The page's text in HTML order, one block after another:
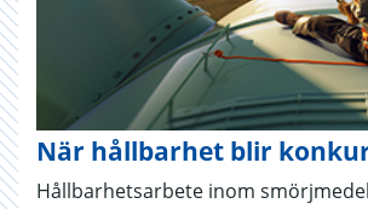
När hållbarhet blir
Hållbarhetsarbete inom